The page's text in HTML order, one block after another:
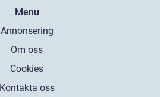
Menu
Annonsering
Om oss
Cookies
Kontakta oss